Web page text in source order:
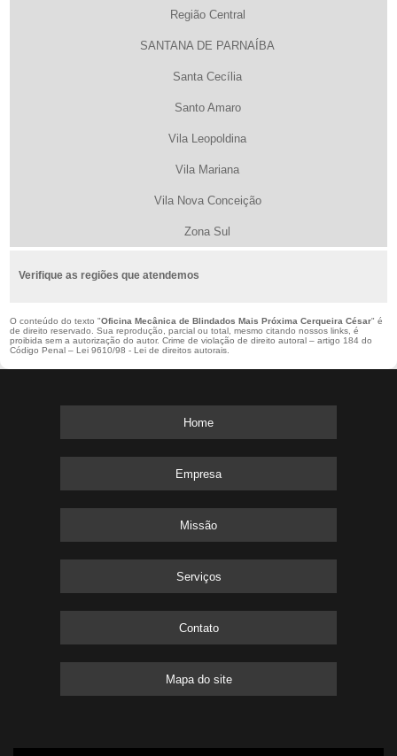
Região Central
SANTANA DE PARNAÍBA
Santa Cecília
Santo Amaro
Vila Leopoldina
Vila Mariana
Vila Nova Conceição
Zona Sul
Verifique as regiões que atendemos
O conteúdo do texto "Oficina Mecânica de Blindados Mais Próxima Cerqueira César" é
de direito reservado. Sua reprodução, parcial ou total, mesmo citando nossos links, é
proibida sem a autorização do autor. Crime de violação de direito autoral – artigo 184 do
Código Penal –Lei 9610/98 - Lei de direitos autorais.
Home
Empresa
Missão
Serviços
Contato
Mapa do site